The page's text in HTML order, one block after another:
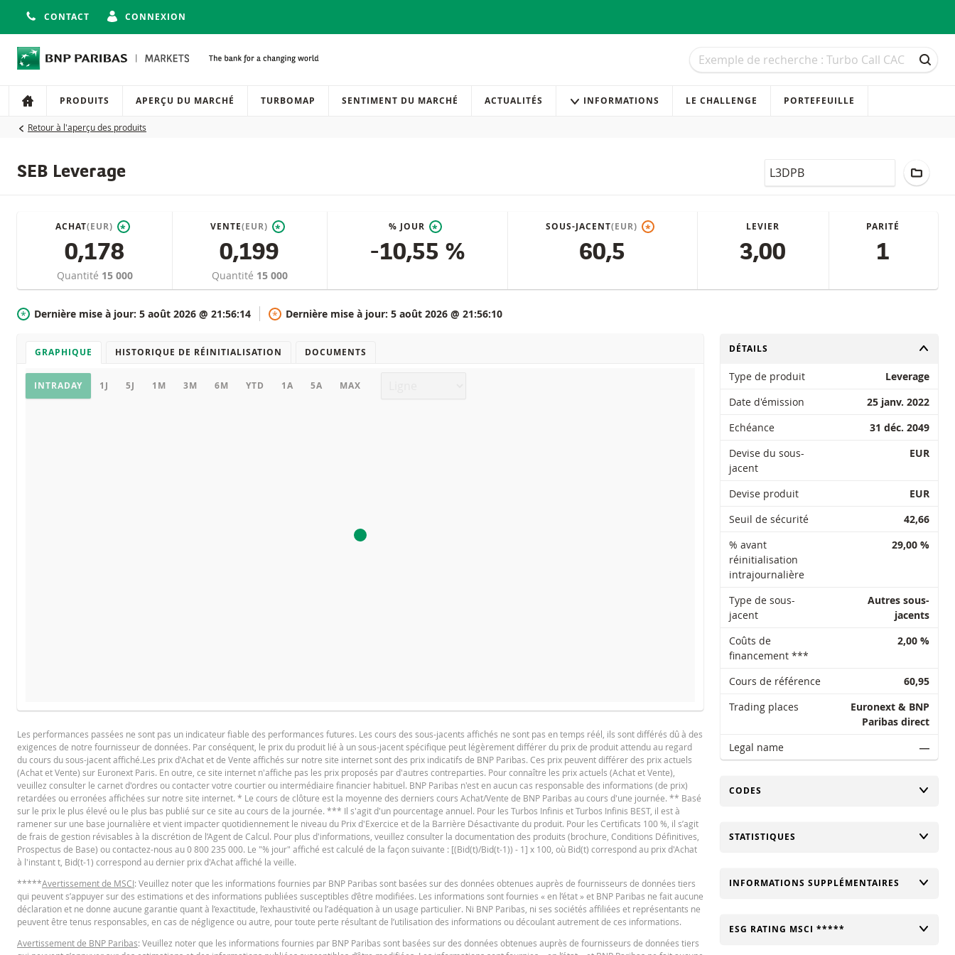
CONTACT CONNEXION
Recherche
Recherche
Navigation
Navigation sur le site
PRODUITS APERÇU DU MARCHÉ TURBOMAP SENTIMENT DU MARCHÉ ACTUALITÉS INFORMATIONS LE CHALLENGE PORTEFEUILLE
Retour à l'aperçu des produits
SEB Leverage LocalCode
ACHAT(EUR) *
0,178
Quantité 15 000
VENTE(EUR) *
0,199
Quantité 15 000
% JOUR *
-10,55 %
SOUS-JACENT(EUR) *
60,5
LEVIER
3,00
PARITÉ
1
* Dernière mise à jour: 5 août 2026 @ 21:56:14 * Dernière mise à jour: 5 août 2026 @ 21:56:10
GRAPHIQUE HISTORIQUE DE RÉINITIALISATION DOCUMENTS
Graphique
INTRADAY 1J 5J 1M 3M 6M YTD 1A 5A MAX
DATE TYPE DE RÉINITIALISATION PRIX DU PRODUIT SEUIL DE SÉCURITÉ COURS DE
5 août 2026 18:35 journalière 0,18
5 août 2026 17:51
journalière 0,18 42,665
4 août 2026 18:36
journalière 0,18
4 août 2026 17:51
journalière 0,18
3 août 2026 18:35
journalière 0,18
31 juil. 2026 18:37
journalière 0,16
31 juil. 2026 17:51
journalière 0,16 40,775
30 juil. 2026 18:35
journalière 0,18
30 juil. 2026 17:51
journalière 0,18
42
29 juil. 2026 18:35
journalière 0,17
PROSPECTUS DE BASE
Français (France) PDF
FINAL TERMS
Français (France) PDF
CONDITIONS DÉFINITIVES RÉSUMÉ
Les performances passées ne sont pas un indicateur fiable des performances futures. Les cours des sous-jacents affichés ne sont pas en temps réél, ils sont différés dû à des
exigences de notre fournisseur de données. Par conséquent, le prix du produit lié à un sous-jacent spécifique peut légèrement différer du prix de produit attendu au regard
du cours du sous-jacent affiché.Les prix d'Achat et de Vente affichés sur notre site internet sont des prix indicatifs de BNP Paribas. Ces prix peuvent différer des prix actuels
(Achat et Vente) sur Euronext Paris. En outre, ce site internet n'affiche pas les prix proposés par d'autres contreparties. Pour connaître les prix actuels (Achat et Vente),
veuillez consulter le carnet d'ordres ou contacter votre courtier ou intermédiaire financier habituel. BNP Paribas n'est en aucun cas responsable des informations (de prix)
retardées ou erronées affichées sur notre site internet. * Le cours de clôture est la moyenne des derniers cours Achat/Vente de BNP Paribas au cours d'une journée. ** Basé
sur le prix le plus élevé ou le plus bas publié sur ce site au cours de la journée. *** Il s'agit d'un pourcentage annuel. Pour les Turbos Infinis et Turbos Infinis BEST, il est à
ramener sur une base journalière et vient impacter quotidiennement le niveau du Prix d'Exercice et de la Barrière Désactivante du produit. Pour les Certificats 100 %, il s’agit
de frais de gestion révisables à la discrétion de l’Agent de Calcul. Pour plus d'informations, veuillez consulter la documentation des produits (brochure, Conditions Définitives,
Prospectus de Base) ou contactez-nous au 0 800 235 000. Le "% jour" affiché est calculé de la façon suivante : [(Bid(t)/Bid(t-1)) - 1] x 100, où Bid(t) correspond au prix d'Achat
à l'instant t, Bid(t-1) correspond au dernier prix d'Achat affiché la veille.
*****Avertissement de MSCI: Veuillez noter que les informations fournies par BNP Paribas sont basées sur des données obtenues auprès de fournisseurs de données tiers
qui peuvent s’appuyer sur des estimations et des informations publiées susceptibles d’être modifiées. Les informations sont fournies « en l’état » et BNP Paribas ne fait aucune
déclaration et ne donne aucune garantie quant à l’exactitude, l’exhaustivité ou l’adéquation à un usage particulier. Ni BNP Paribas, ni ses sociétés affiliées et représentants ne
peuvent être tenus responsables, en cas de négligence ou autre, pour toute perte résultant de l’utilisation des informations ou découlant autrement de ces informations.
Avertissement de BNP Paribas: Veuillez noter que les informations fournies par BNP Paribas sont basées sur des données obtenues auprès de fournisseurs de données tiers
CHANGER
DÉTAILS
Type de produit
Leverage
Date d'émission
25 janv. 2022
Echéance
31 déc. 2049
Devise du sous-
jacent
EUR
Devise produit
EUR
Seuil de sécurité
42,66
% avant
réinitialisation
intrajournalière
29,00 %
Type de sous-
jacent
Autres sous-
jacents
Coûts de
financement ***
2,00 %
Cours de référence
60,95
Trading places
Euronext & BNP
Paribas direct
Legal name
―
CHANGER
CODES
CHANGER
STATISTIQUES
CHANGER
INFORMATIONS SUPPLÉMENTAIRES
CHANGER
ESG RATING MSCI *****